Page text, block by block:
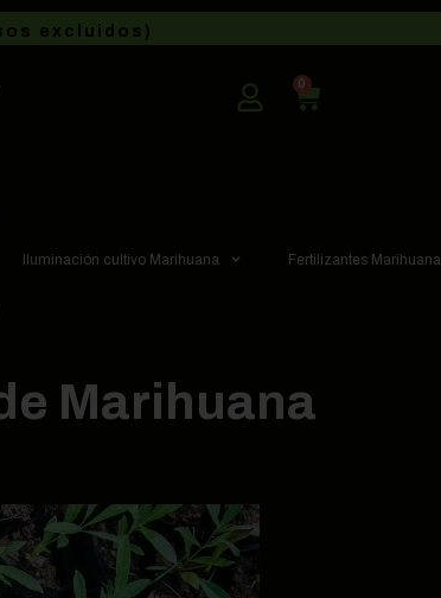
excluidos)
0
Iluminación cultivo Marihuana Fertilizantes Marihuana
Marihuana